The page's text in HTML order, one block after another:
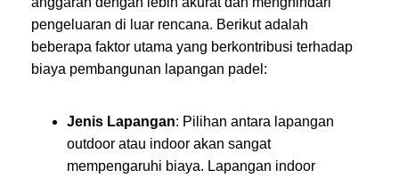
pengeluaran di luar rencana. Berikut adalah
beberapa faktor utama yang berkontribusi terhadap
biaya pembangunan lapangan padel:
Jenis Lapangan: Pilihan antara lapangan
outdoor atau indoor akan sangat
mempengaruhi biaya. Lapangan indoor